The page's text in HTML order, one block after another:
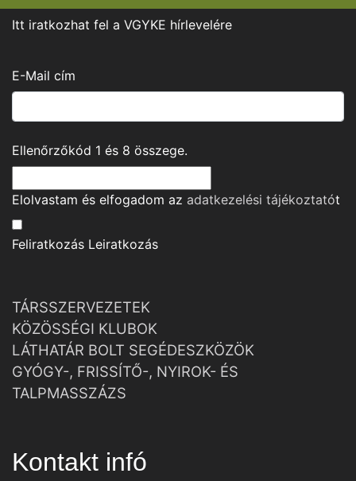
Itt iratkozhat fel a VGYKE hírlevelére
E-Mail cím
Ellenőrzőkód 1 és 8 összege.
Elolvastam és elfogadom az adatkezelési tájékoztatót
Feliratkozás Leiratkozás
TÁRSSZERVEZETEK
KÖZÖSSÉGI KLUBOK
LÁTHATÁR BOLT SEGÉDESZKÖZÖK
GYÓGY-, FRISSÍTŐ-, NYIROK- ÉS
TALPMASSZÁZS
Kontakt infó